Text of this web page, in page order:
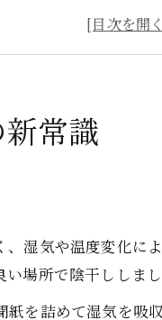
靴修理で長持ちさせ
靴底の加水分解に強
プルケースを活かした
靴底サンプルケースで
靴底修理のプロが教え
ポリウレタン靴底の修
レタン靴底の劣化対
常識
湿気や温度変化に
場所で陰干ししまし
を詰めて湿気を